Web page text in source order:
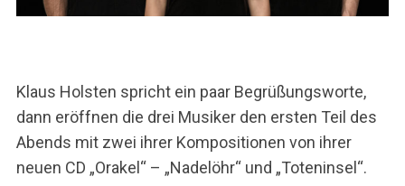
Klaus Holsten spricht ein paar Begrüßungsworte,
dann eröffnen die drei Musiker den ersten Teil des
Abends mit zwei ihrer Kompositionen von ihrer
neuen CD „Orakel“ – „Nadelöhr“ und „Toteninsel“.